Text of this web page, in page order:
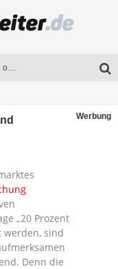
KI im Bildungswesen: Revolution oder Risiko für Schulen und Universitäten?
Seminare als Motivationsmotor – Wie Weiterbildung Mitarbeiter nachhaltig begeistert
Werbung
„20 Prozent
werden, sind
Denn die